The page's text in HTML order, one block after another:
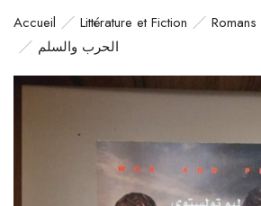
Accueil Littérature et Fiction Romans
الحرب والسلم